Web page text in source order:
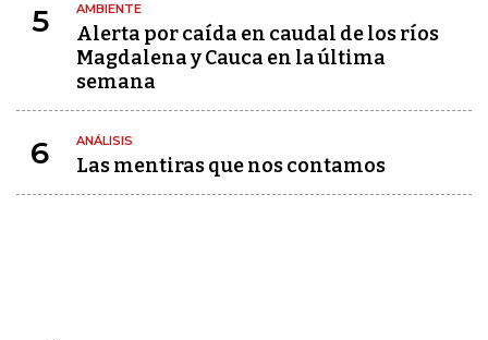
5 AMBIENTE
Alerta por caída en caudal de los ríos
Magdalena y Cauca en la última
semana
6 ANÁLISIS
Las mentiras que nos contamos